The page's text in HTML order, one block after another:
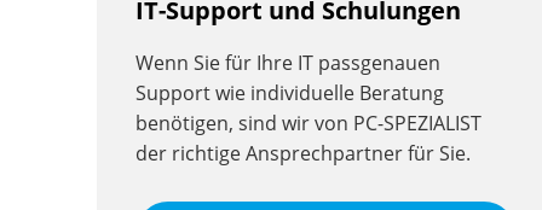
IT-Support und Schulungen
Wenn Sie für Ihre IT passgenauen
Support wie individuelle Beratung
benötigen, sind wir von PC-SPEZIALIST
der richtige Ansprechpartner für Sie.